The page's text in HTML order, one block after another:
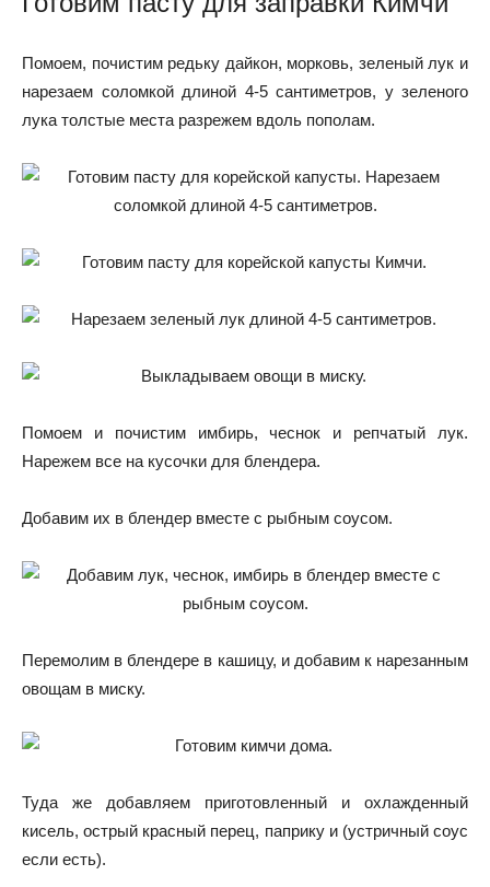
Помоем, почистим редьку дайкон, морковь, зеленый лук и
нарезаем соломкой длиной 4-5 сантиметров, у зеленого
лука толстые места разрежем вдоль пополам.
Помоем и почистим имбирь, чеснок и репчатый лук.
Нарежем все на кусочки для блендера.
Добавим их в блендер вместе с рыбным соусом.
Перемолим в блендере в кашицу, и добавим к нарезанным
овощам в миску.
Туда же добавляем приготовленный и охлажденный
кисель, острый красный перец, паприку и (устричный соус
если есть).